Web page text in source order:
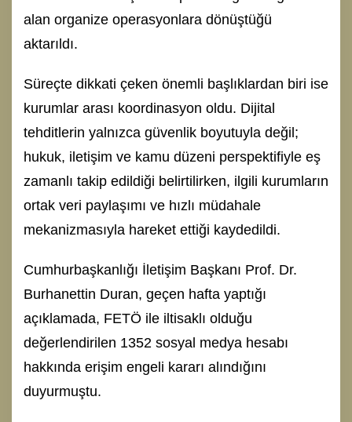
alan organize operasyonlara dönüştüğü
aktarıldı.
Süreçte dikkati çeken önemli başlıklardan biri ise
kurumlar arası koordinasyon oldu. Dijital
tehditlerin yalnızca güvenlik boyutuyla değil;
hukuk, iletişim ve kamu düzeni perspektifiyle eş
zamanlı takip edildiği belirtilirken, ilgili kurumların
ortak veri paylaşımı ve hızlı müdahale
mekanizmasıyla hareket ettiği kaydedildi.
Cumhurbaşkanlığı İletişim Başkanı Prof. Dr.
Burhanettin Duran, geçen hafta yaptığı
açıklamada, FETÖ ile iltisaklı olduğu
değerlendirilen 1352 sosyal medya hesabı
hakkında erişim engeli kararı alındığını
duyurmuştu.